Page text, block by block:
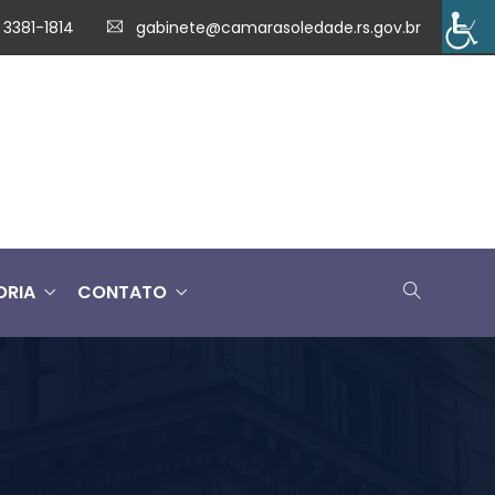
1814 gabinete@camarasoledade.rs.gov.br
CONTATO